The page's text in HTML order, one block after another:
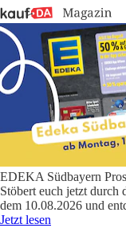
EDEKA Südbayern
Stöbert euch jetzt durch
dem 10.08.2026 und
Jetzt lesen